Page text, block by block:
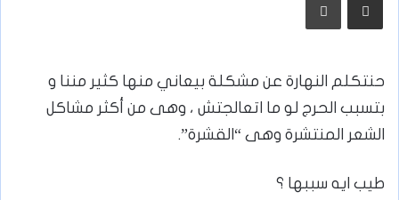
حنتكلم النهارة عن مشكلة بيعاني منها كثير مننا و
بتسبب الحرج لو ما اتعالجتش ، وهى من أكثر مشاكل
الشعر المنتشرة وهى “القشرة”.
طيب ايه سببها ؟